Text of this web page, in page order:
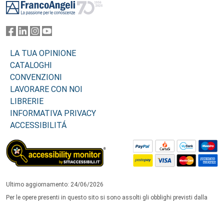
LA TUA OPINIONE
CATALOGHI
CONVENZIONI
LAVORARE CON NOI
LIBRERIE
INFORMATIVA PRIVACY
ACCESSIBILITÁ
Ultimo aggiornamento: 24/06/2026
Per le opere presenti in questo sito si sono assolti gli obblighi previsti dalla